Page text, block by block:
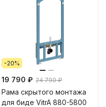
-20%
19 790 ₽ 24 790 ₽
Рама скрытого монтажа
для биде VitrA 880-5800